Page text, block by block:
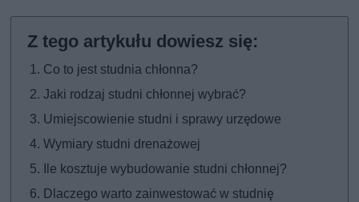
Co to jest studnia chłonna?
Jaki rodzaj studni chłonnej wybrać?
Umiejscowienie studni i sprawy urzędowe
Wymiary studni drenażowej
Ile kosztuje wybudowanie studni chłonnej?
Dlaczego warto zainwestować w studnię